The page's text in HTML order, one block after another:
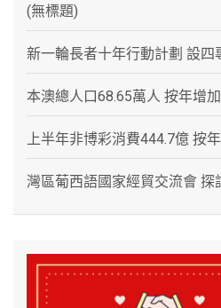
(無標題)
新一輪長者十年行動計劃 設四
本澳總人口68.65萬人 按年增
上半年非博彩消費444.7億 按
灣區葡西語國家經貿交流會